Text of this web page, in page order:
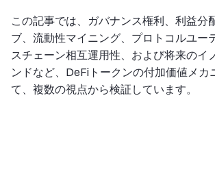
この記事では、ガバナンス権利、利益分
ブ、流動性マイニング、プロトコルユー
スチェーン相互運用性、および将来のイ
ンドなど、DeFiトークンの付加価値メカ
て、複数の視点から検証しています。